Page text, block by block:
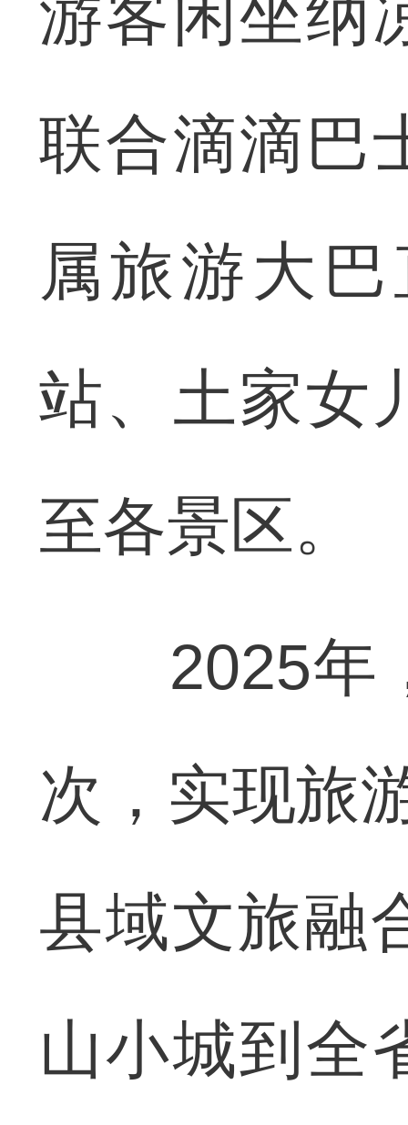
游客闲坐纳
联合滴滴巴
属旅游大
站、土家女
至各景区。
2025年，
次，实现旅
县域文旅融
山小城到全